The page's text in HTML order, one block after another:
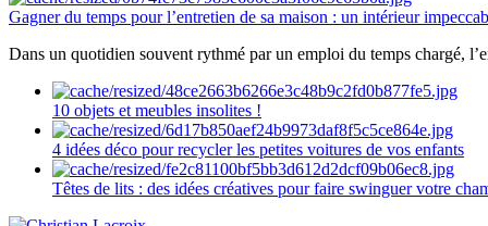
Gagner du temps pour l’entretien de sa maison : un intérieur
Dans un quotidien souvent rythmé par un emploi du temps chargé,
10 objets et meubles insolites !
4 idées déco pour recycler les petites voitures de vos enfants
Têtes de lits : des idées créatives pour faire swinguer votre